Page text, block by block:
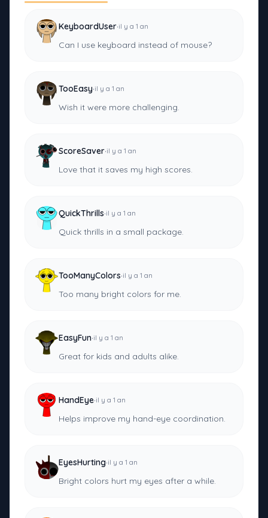
KeyboardUser·il y a 1 an
Can I use keyboard instead of mouse?
TooEasy·il y a 1 an
Wish it were more challenging.
ScoreSaver·il y a 1 an
Love that it saves my high scores.
QuickThrills·il y a 1 an
Quick thrills in a small package.
TooManyColors·il y a 1 an
Too many bright colors for me.
EasyFun·il y a 1 an
Great for kids and adults alike.
HandEye·il y a 1 an
Helps improve my hand-eye coordination.
EyesHurting·il y a 1 an
Bright colors hurt my eyes after a while.